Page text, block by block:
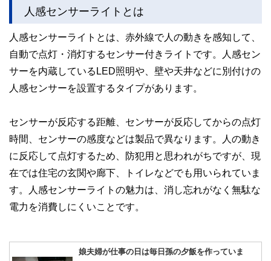
人感センサーライトとは
人感センサーライトとは、赤外線で人の動きを感知して、
自動で点灯・消灯するセンサー付きライトです。人感セン
サーを内蔵しているLED照明や、壁や天井などに別付けの
人感センサーを設置するタイプがあります。
センサーが反応する距離、センサーが反応してからの点灯
時間、センサーの感度などは製品で異なります。人の動き
に反応して点灯するため、防犯用と思われがちですが、現
在では住宅の玄関や廊下、トイレなどでも用いられていま
す。人感センサーライトの魅力は、消し忘れがなく無駄な
電力を消費しにくいことです。
娘夫婦が仕事の日は毎日孫の夕飯を作っていま